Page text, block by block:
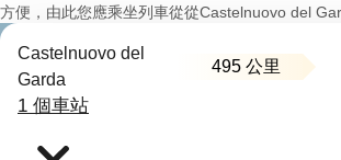
方便，由此您應乘坐列車從從Castelnuovo del
Castelnuovo del
Garda
495 公里
1 個車站